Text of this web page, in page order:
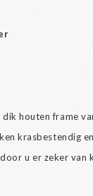
houten frame
krasbestendig
u er zeker van